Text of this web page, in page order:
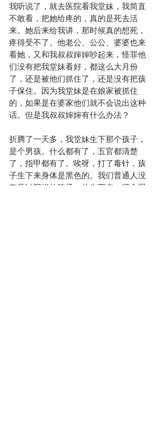
我听说了，就去医院看我堂妹，我简直
不敢看，把她给疼的，真的是死去活
来。她后来给我讲，那时候真的想死，
疼得受不了。他老公、公公、婆婆也来
看她，又和我叔叔婶婶吵起来，怪罪他
们没有把我堂妹看好，都这么大月份
了，还是被他们抓住了，还是没有把孩
子保住。因为我堂妹是在娘家被抓住
的，如果是在婆家他们就不会说出这种
话。但是我叔叔婶婶有什么办法？
折腾了一天多，我堂妹生下那个孩子，
是个男孩。什么都有了，五官都清楚
了，指甲都有了。唉呀，打了毒针，孩
子生下来身体是黑色的。我们普通人没
有见过那样的孩子，他生下来，还会哭